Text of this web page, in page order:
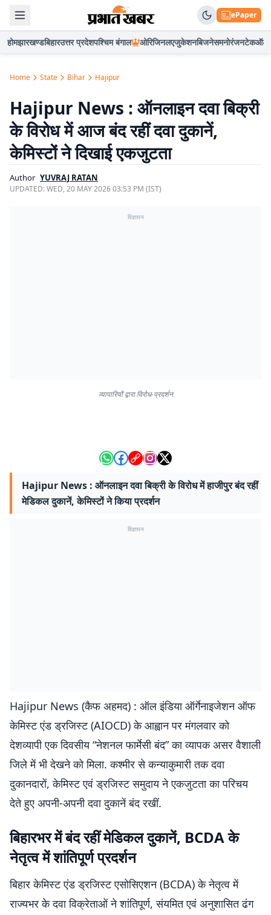
ePaper
होमझारखण्डबिहारउत्तर प्रदेशपश्चिम बंगाल ओरिजिनलएजुकेशनबिजनेसमनोरंजनटेकऑटो
Home State Bihar Hajipur
Hajipur News : ऑनलाइन दवा बिक्री
के विरोध में आज बंद रहीं दवा दुकानें,
केमिस्टों ने दिखाई एकजुटता
Author YUVRAJ RATAN
UPDATED:WED, 20 MAY 2026 03:53 PM (IST)
विज्ञापन
व्यापारियों द्वारा विरोध-प्रदर्शन
Hajipur News : ऑनलाइन दवा बिक्री के विरोध में हाजीपुर बंद रहीं
मेडिकल दुकानें, केमिस्टों ने किया प्रदर्शन
विज्ञापन
Hajipur News (कैफ अहमद) : ऑल इंडिया ऑर्गेनाइजेशन ऑफ
केमिस्ट एंड ड्रजिस्ट (AIOCD) के आह्वान पर मंगलवार को
देशव्यापी एक दिवसीय “नेशनल फार्मेसी बंद” का व्यापक असर वैशाली
जिले में भी देखने को मिला. कश्मीर से कन्याकुमारी तक दवा
दुकानदारों, केमिस्ट एवं ड्रजिस्ट समुदाय ने एकजुटता का परिचय
देते हुए अपनी-अपनी दवा दुकानें बंद रखीं.
बिहारभर में बंद रहीं मेडिकल दुकानें, BCDA के
नेतृत्व में शांतिपूर्ण प्रदर्शन
बिहार केमिस्ट एंड ड्रजिस्ट एसोसिएशन (BCDA) के नेतृत्व में
राज्यभर के दवा विक्रेताओं ने शांतिपूर्ण, संयमित एवं अनुशासित ढंग